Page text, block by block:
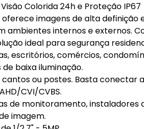
Colorida 24h e Proteção IP67
oferece imagens de alta definição
internos e externos.
ideal para segurança
escritórios, comércios,
baixa iluminação.
ou postes. Basta conectar
CVI/CVBS.
de monitoramento, instaladores
imagem.